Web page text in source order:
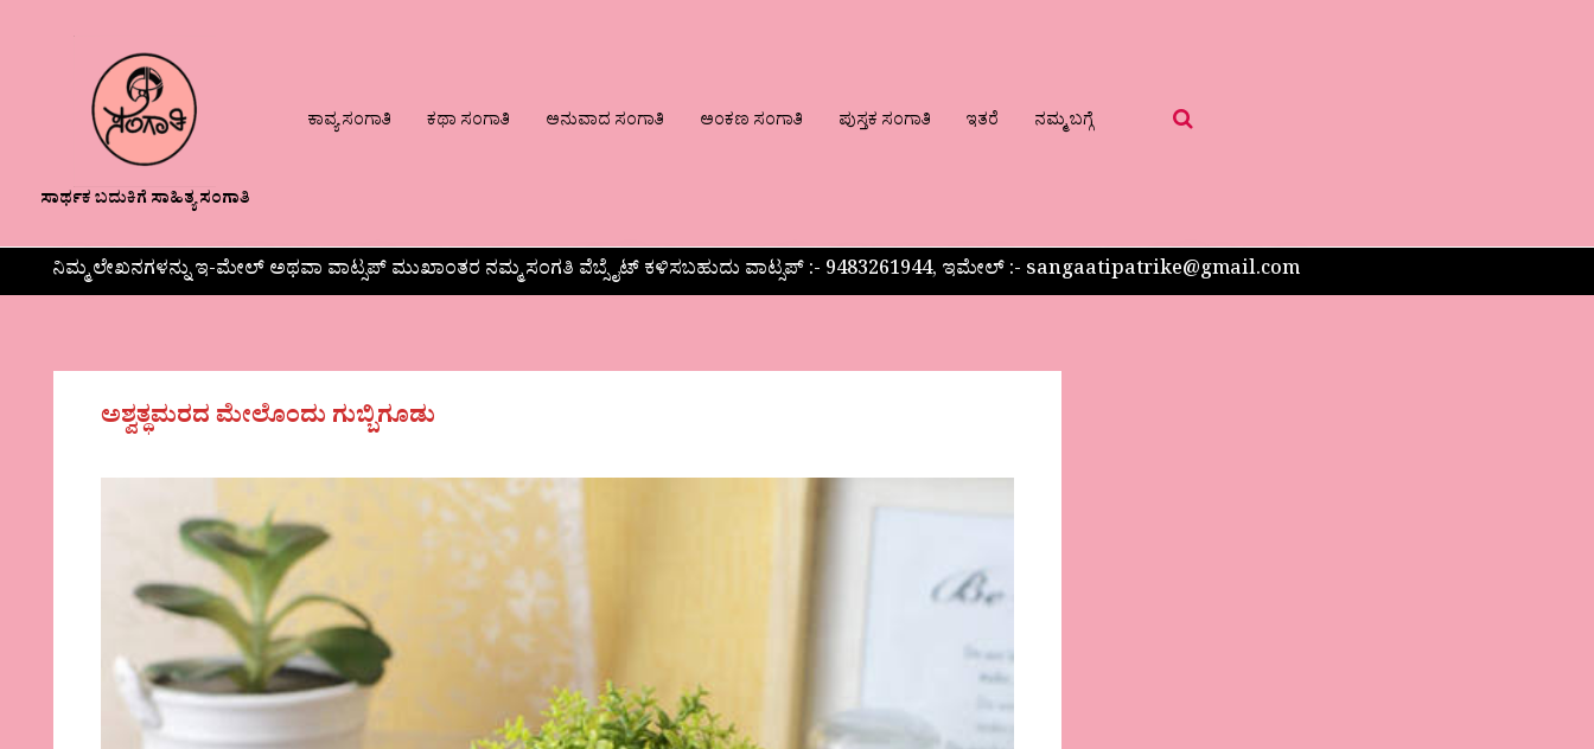
ಸಾರ್ಥಕ ಬದುಕಿಗೆ ಸಾಹಿತ್ಯ ಸಂಗಾತಿ
ಕಾವ್ಯ ಸಂಗಾತಿ ಕಥಾ ಸಂಗಾತಿ ಅನುವಾದ ಸಂಗಾತಿ ಅಂಕಣ ಸಂಗಾತಿ ಪುಸ್ತಕ ಸಂಗಾತಿ ಇತರೆ ನಮ್ಮ ಬಗ್ಗೆ
ನಿಮ್ಮ ಲೇಖನಗಳನ್ನು ಇ-ಮೇಲ್ ಅಥವಾ ವಾಟ್ಸಪ್ ಮುಖಾಂತರ ನಮ್ಮ ಸಂಗತಿ ವೆಬ್ಸೈಟ್ ಕಳಿಸಬಹುದು ವಾಟ್ಸಪ್‌ :- 9483261944, ಇಮೇಲ್ :- sangaatipatrike@gmail.com
ಅಶ್ವತ್ಥಮರದ ಮೇಲೊಂದು ಗುಬ್ಬಿಗೂಡು